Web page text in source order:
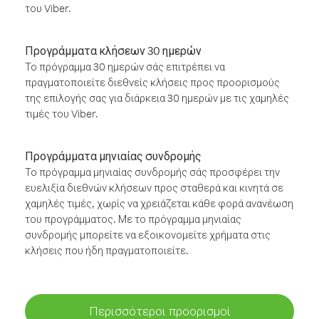
του Viber.
Προγράμματα κλήσεων 30 ημερών
Το πρόγραμμα 30 ημερών σάς επιτρέπει να
πραγματοποιείτε διεθνείς κλήσεις προς προορισμούς
της επιλογής σας για διάρκεια 30 ημερών με τις χαμηλές
τιμές του Viber.
Προγράμματα μηνιαίας συνδρομής
Το πρόγραμμα μηνιαίας συνδρομής σάς προσφέρει την
ευελιξία διεθνών κλήσεων προς σταθερά και κινητά σε
χαμηλές τιμές, χωρίς να χρειάζεται κάθε φορά ανανέωση
του προγράμματος. Με το πρόγραμμα μηνιαίας
συνδρομής μπορείτε να εξοικονομείτε χρήματα στις
κλήσεις που ήδη πραγματοποιείτε.
Περισσότεροι προορισμοί